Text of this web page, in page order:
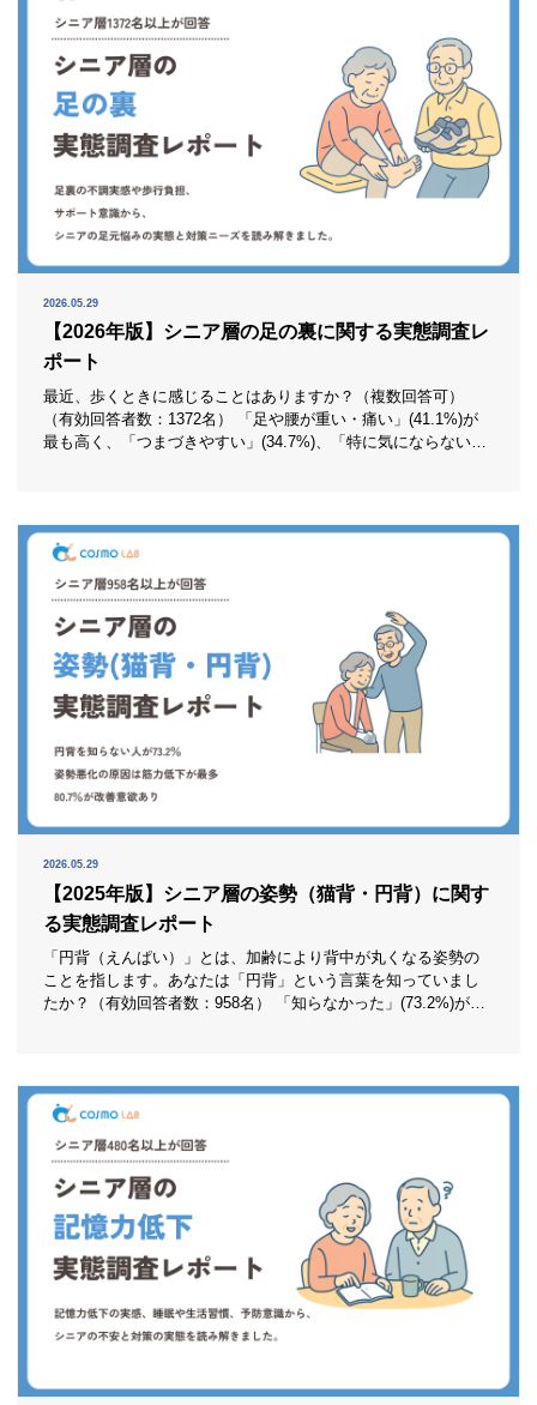
2026.05.29
【2026年版】シニア層の足の裏に関する実態調査レ
ポート
最近、歩くときに感じることはありますか？（複数回答可）
（有効回答者数：1372名） 「足や腰が重い・痛い」(41.1%)が
最も高く、「つまづきやすい」(34.7%)、「特に気にならない」
さや疲れやすさまで含めて感じら
2026.05.29
【2025年版】シニア層の姿勢（猫背・円背）に関す
る実態調査レポート
「円背（えんぱい）」とは、加齢により背中が丸くなる姿勢の
ことを指します。あなたは「円背」という言葉を知っていまし
たか？（有効回答者数：958名） 「知らなかった」(73.2%)が大
ています。 この結果は、姿勢悪化が起